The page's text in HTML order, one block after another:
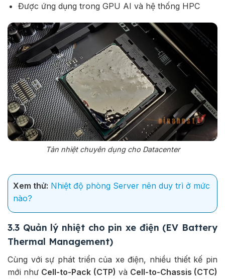
Được ứng dụng trong GPU AI và hệ thống HPC
Tản nhiệt chuyên dụng cho Datacenter
Xem thử: Nhiệt độ phòng Server nên duy trì ở mức
nào?
3.3 Quản lý nhiệt cho pin xe điện (EV Battery
Thermal Management)
Cùng với sự phát triển của xe điện, nhiều thiết kế pin
mới như Cell-to-Pack (CTP) và Cell-to-Chassis (CTC)